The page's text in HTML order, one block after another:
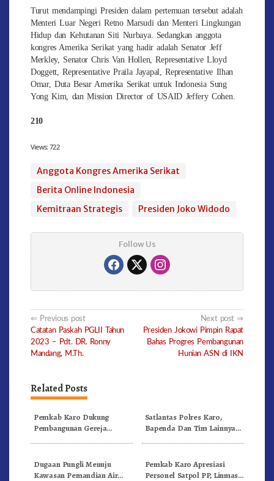
Turut mendampingi Presiden dalam pertemuan tersebut adalah
Menteri Luar Negeri Retno Marsudi dan Menteri Lingkungan
Hidup dan Kehutanan Siti Nurbaya. Sedangkan anggota
kongres Amerika Serikat yang hadir adalah Senator Jeff
Merkley, Senator Chris Van Hollen, Representative Lloyd
Doggett, Representative Praila Jayapal, Representative Ilhan
Omar, Duta Besar Amerika Serikat untuk Indonesia Sung
Yong Kim, dan Mission Director of USAID Jeffery Cohen.
210
Views: 722
Anggota Kongres Amerika Serikat
Berita Online Indonesia
Kemitraan Strategis
Presiden Joko Widodo
Follow Us
Post
navigation
Previous post
Catatan Paskah PGLII Tahun
2023 – Pdt. DR. Ronny
Mandang, M.Th.
Next post
Presiden Jokowi Pimpin Rapat
Bahas Progres Pembangunan
Hunian ASN di IKN
Related Posts
Pemkab Karo Dukung
Pembangunan Gereja
Satlantas Polres Karo,
Bapenda Dan Tim Lainnya
Dugaan Pungli Menuju
Kawasan Pemandian Air
Pemkab Karo Apresiasi
Personel Satpol PP, Linmas,